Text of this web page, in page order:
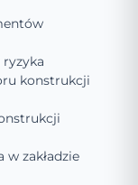
konstrukcji
zakładzie